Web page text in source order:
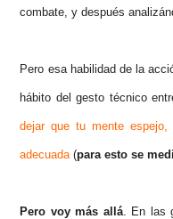
combate, y después
Pero esa habilidad de la
hábito del gesto técnico
dejar que tu mente
adecuada(para esto se
Pero voy más allá. En las